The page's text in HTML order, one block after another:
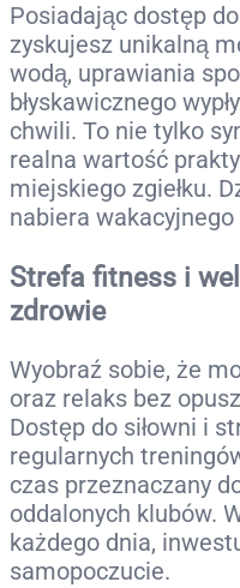
Posiadając dostęp
zyskujesz unikalną
wodą, uprawiania
błyskawicznego
chwili. To nie tylko
realna wartość
miejskiego zgiełku.
nabiera
Strefa fitness i
zdrowie
Wyobraź sobie, że
oraz relaks bez
Dostęp do siłowni i
regularnych
czas przeznaczany
oddalonych klubów.
każdego dnia,
samopoczucie.